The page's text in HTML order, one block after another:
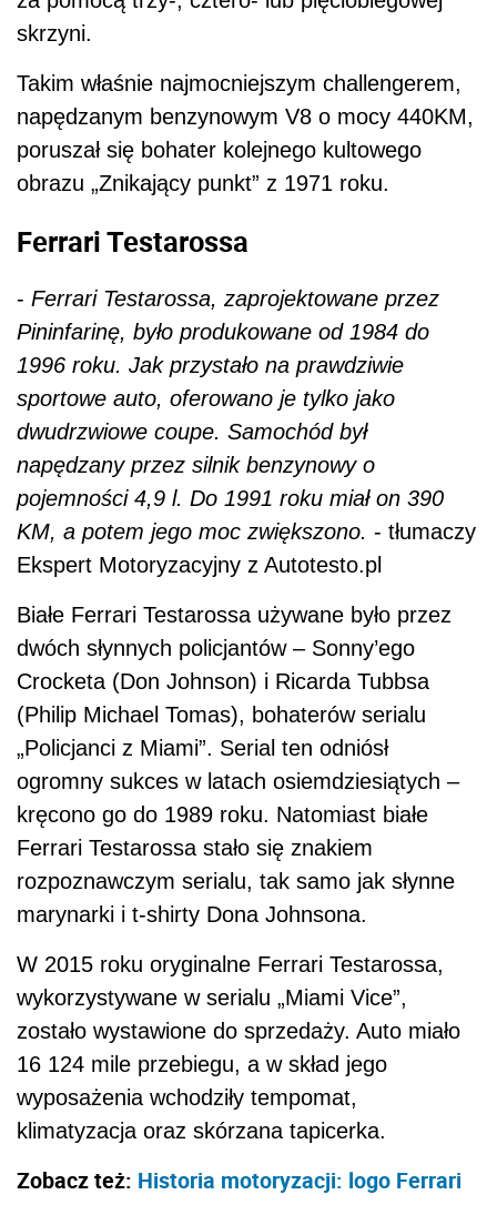
skrzyni.
Takim właśnie najmocniejszym challengerem,
napędzanym benzynowym V8 o mocy 440KM,
poruszał się bohater kolejnego kultowego
obrazu „Znikający punkt” z 1971 roku.
Ferrari Testarossa
- Ferrari Testarossa, zaprojektowane przez
Pininfarinę, było produkowane od 1984 do
1996 roku. Jak przystało na prawdziwie
sportowe auto, oferowano je tylko jako
dwudrzwiowe coupe. Samochód był
napędzany przez silnik benzynowy o
pojemności 4,9 l. Do 1991 roku miał on 390
KM, a potem jego moc zwiększono. - tłumaczy
Ekspert Motoryzacyjny z Autotesto.pl
Białe Ferrari Testarossa używane było przez
dwóch słynnych policjantów – Sonny’ego
Crocketa (Don Johnson) i Ricarda Tubbsa
(Philip Michael Tomas), bohaterów serialu
„Policjanci z Miami”. Serial ten odniósł
ogromny sukces w latach osiemdziesiątych –
kręcono go do 1989 roku. Natomiast białe
Ferrari Testarossa stało się znakiem
rozpoznawczym serialu, tak samo jak słynne
marynarki i t-shirty Dona Johnsona.
W 2015 roku oryginalne Ferrari Testarossa,
wykorzystywane w serialu „Miami Vice”,
zostało wystawione do sprzedaży. Auto miało
16 124 mile przebiegu, a w skład jego
wyposażenia wchodziły tempomat,
klimatyzacja oraz skórzana tapicerka.
Zobacz też: Historia motoryzacji: logo Ferrari